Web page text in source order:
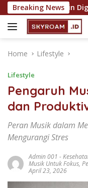
Skip
to
content
Breaking News
Semakin Digemari
Home Lifestyle
Lifestyle
Pengaruh
dan
Peran Musik dalam
Mengurangi Stres
Admin 001 -
Musik Untuk Fokus,
April 23, 2026